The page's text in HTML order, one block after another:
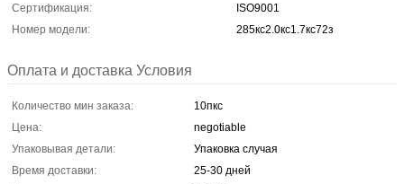
Сертификация:
ISO9001
Номер модели:
285кс2.0кс1.7кс72з
Оплата и доставка Условия
Количество мин заказа:
10пкс
Цена:
negotiable
Упаковывая детали:
Упаковка случая
Время доставки:
25-30 дней